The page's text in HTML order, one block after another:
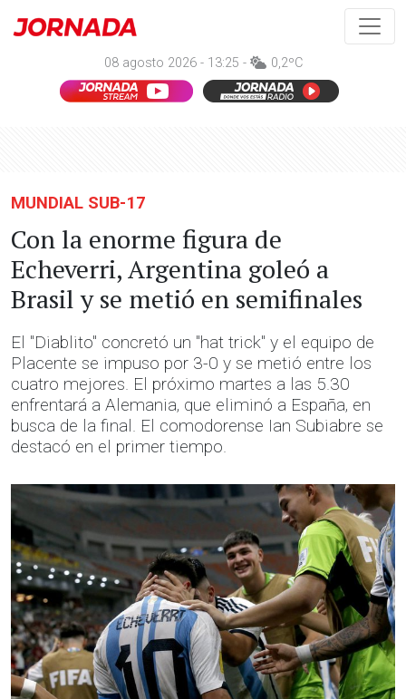
08 agosto 2026 - 13:25 - 0,2ºC
MUNDIAL SUB-17
Con la enorme figura de
Echeverri, Argentina goleó a
Brasil y se metió en semifinales
El "Diablito" concretó un "hat trick" y el equipo de
Placente se impuso por 3-0 y se metió entre los
cuatro mejores. El próximo martes a las 5.30
enfrentará a Alemania, que eliminó a España, en
busca de la final. El comodorense Ian Subiabre se
destacó en el primer tiempo.